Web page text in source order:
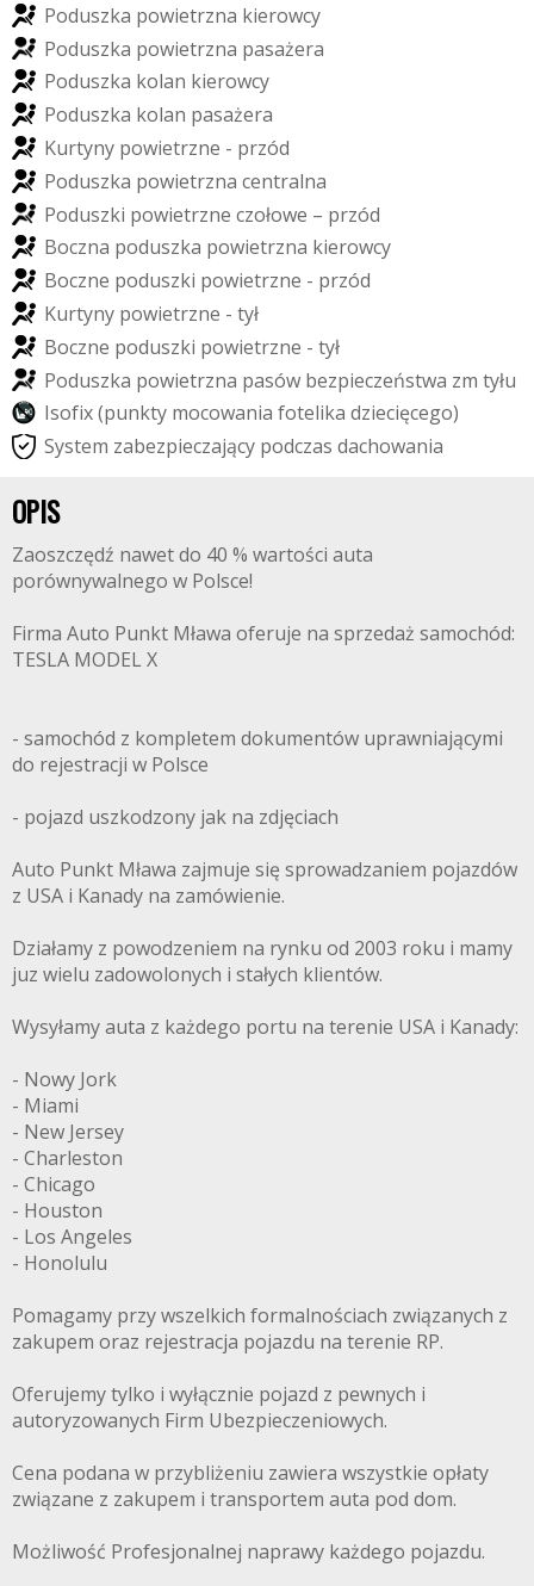
Poduszka powietrzna kierowcy
Poduszka powietrzna pasażera
Poduszka kolan kierowcy
Poduszka kolan pasażera
Kurtyny powietrzne - przód
Poduszka powietrzna centralna
Poduszki powietrzne czołowe – przód
Boczna poduszka powietrzna kierowcy
Boczne poduszki powietrzne - przód
Kurtyny powietrzne - tył
Boczne poduszki powietrzne - tył
Poduszka powietrzna pasów bezpieczeństwa zm tyłu
Isofix(punkty mocowania fotelika dziecięcego)
System zabezpieczający podczas dachowania
OPIS
Zaoszczędź nawet do 40 % wartości auta
porównywalnego w Polsce!
Firma Auto Punkt Mława oferuje na sprzedaż samochód:
TESLA MODEL X
- samochód z kompletem dokumentów uprawniającymi
do rejestracji w Polsce
- pojazd uszkodzony jak na zdjęciach
Auto Punkt Mława zajmuje się sprowadzaniem pojazdów
z USA i Kanady na zamówienie.
Działamy z powodzeniem na rynku od 2003 roku i mamy
juz wielu zadowolonych i stałych klientów.
Wysyłamy auta z każdego portu na terenie USA i Kanady:
- Nowy Jork
- Miami
- New Jersey
- Charleston
- Chicago
- Houston
- Los Angeles
- Honolulu
Pomagamy przy wszelkich formalnościach związanych z
zakupem oraz rejestracja pojazdu na terenie RP.
Oferujemy tylko i wyłącznie pojazd z pewnych i
autoryzowanych Firm Ubezpieczeniowych.
Cena podana w przybliżeniu zawiera wszystkie opłaty
związane z zakupem i transportem auta pod dom.
Możliwość Profesjonalnej naprawy każdego pojazdu.